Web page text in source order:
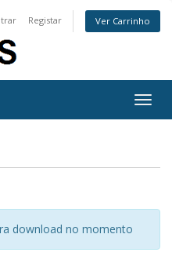
Registar Ver Carrinho
download no momento